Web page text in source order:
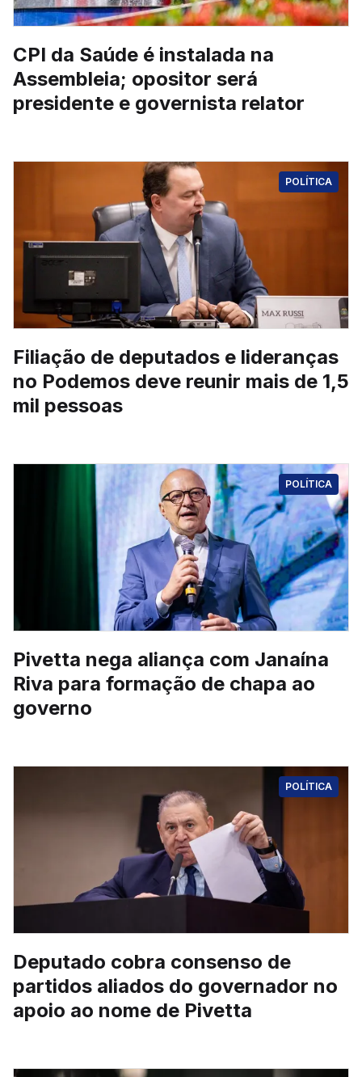
CPI da Saúde é instalada na
Assembleia; opositor será
presidente e governista relator
POLÍTICA
Filiação de deputados e lideranças
no Podemos deve reunir mais de 1,5
mil pessoas
POLÍTICA
Pivetta nega aliança com Janaína
Riva para formação de chapa ao
governo
POLÍTICA
Deputado cobra consenso de
partidos aliados do governador no
apoio ao nome de Pivetta